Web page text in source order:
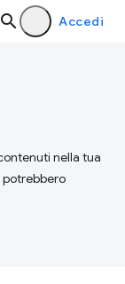
Accedi
nella tua